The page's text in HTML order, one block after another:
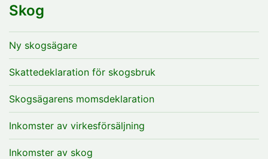
Skog
Ny skogsägare
Skattedeklaration för skogsbruk
Skogsägarens momsdeklaration
Inkomster av virkesförsäljning
Inkomster av skog